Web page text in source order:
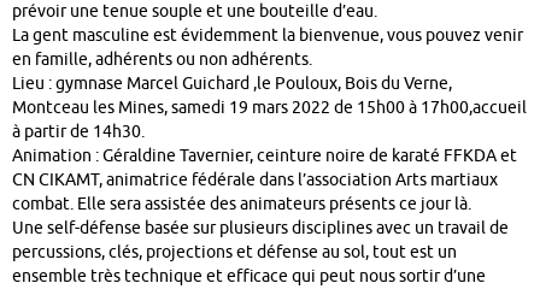
prévoir une tenue souple et une bouteille d’eau.
La gent masculine est évidemment la bienvenue, vous pouvez venir
en famille, adhérents ou non adhérents.
Lieu : gymnase Marcel Guichard ,le Pouloux, Bois du Verne,
Montceau les Mines, samedi 19 mars 2022 de 15h00 à 17h00,accueil
à partir de 14h30.
Animation : Géraldine Tavernier, ceinture noire de karaté FFKDA et
CN CIKAMT, animatrice fédérale dans l’association Arts martiaux
combat. Elle sera assistée des animateurs présents ce jour là.
Une self-défense basée sur plusieurs disciplines avec un travail de
percussions, clés, projections et défense au sol, tout est un
ensemble très technique et efficace qui peut nous sortir d’une